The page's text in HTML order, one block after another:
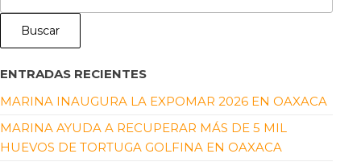
Buscar
ENTRADAS RECIENTES
MARINA INAUGURA LA EXPOMAR 2026 EN OAXACA
MARINA AYUDA A RECUPERAR MÁS DE 5 MIL
HUEVOS DE TORTUGA GOLFINA EN OAXACA